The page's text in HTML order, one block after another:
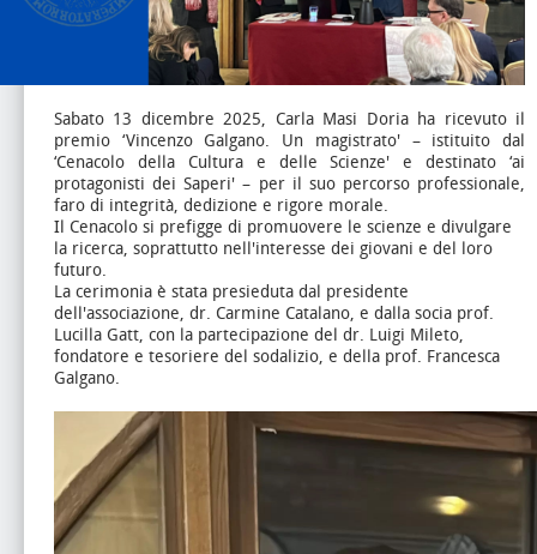
Sabato 13 dicembre 2025, Carla Masi Doria ha ricevuto il
premio ‘Vincenzo Galgano. Un magistrato' – istituito dal
‘Cenacolo della Cultura e delle Scienze' e destinato ‘ai
protagonisti dei Saperi' – per il suo percorso professionale,
faro di integrità, dedizione e rigore morale.
Il Cenacolo si prefigge di promuovere le scienze e divulgare
la ricerca, soprattutto nell'interesse dei giovani e del loro
futuro.
La cerimonia è stata presieduta dal presidente
dell'associazione, dr. Carmine Catalano, e dalla socia prof.
Lucilla Gatt, con la partecipazione del dr. Luigi Mileto,
fondatore e tesoriere del sodalizio, e della prof. Francesca
Galgano.